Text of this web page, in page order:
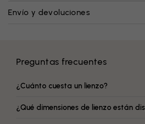
Envío y devoluciones
Preguntas frecuentes
¿Cuánto cuesta un lienzo?
¿Qué dimensiones de lienzo están